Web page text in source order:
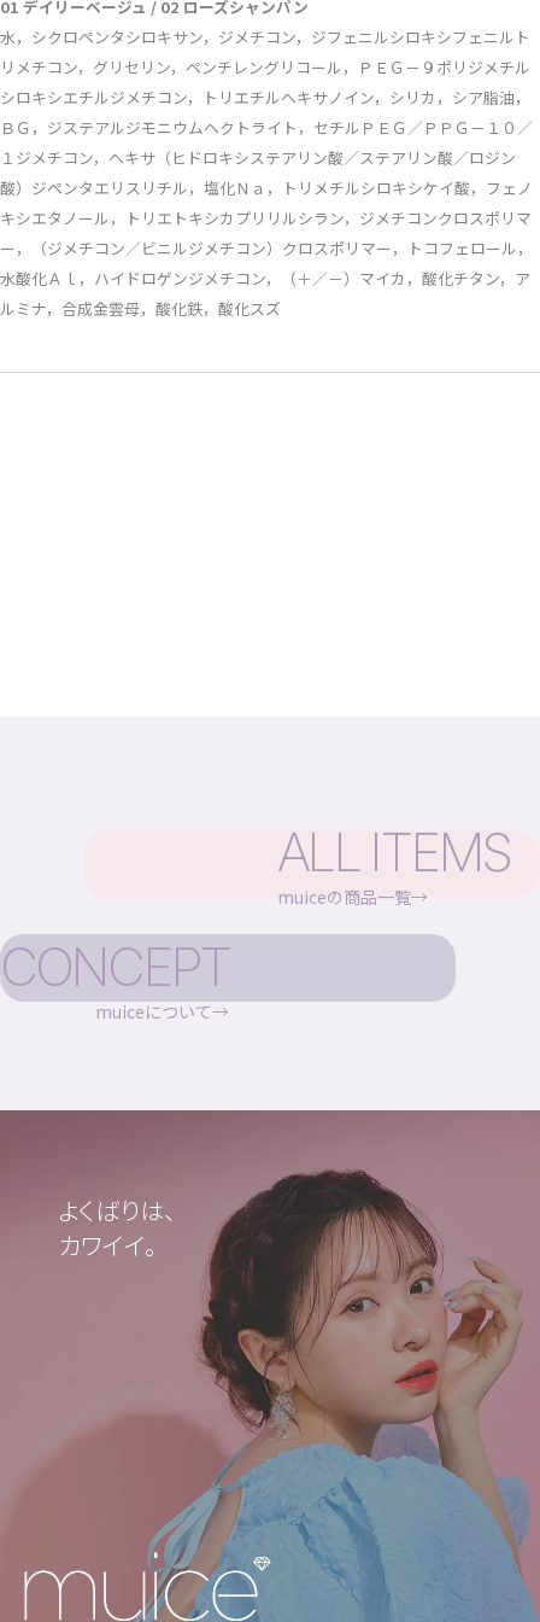
01 デイリーベージュ / 02 ローズシャンパン
水，シクロペンタシロキサン，ジメチコン，ジフェニルシロキシフェニルト
リメチコン，グリセリン，ペンチレングリコール，ＰＥＧ－９ポリジメチル
シロキシエチルジメチコン，トリエチルヘキサノイン，シリカ，シア脂油，
ＢＧ，ジステアルジモニウムヘクトライト，セチルＰＥＧ／ＰＰＧ－１０／
１ジメチコン，ヘキサ（ヒドロキシステアリン酸／ステアリン酸／ロジン
酸）ジペンタエリスリチル，塩化Ｎａ，トリメチルシロキシケイ酸，フェノ
キシエタノール，トリエトキシカプリリルシラン，ジメチコンクロスポリマ
ー，（ジメチコン／ビニルジメチコン）クロスポリマー，トコフェロール，
水酸化Ａｌ，ハイドロゲンジメチコン，（＋／－）マイカ，酸化チタン，ア
ルミナ，合成金雲母，酸化鉄，酸化スズ
ALL ITEMS
muiceの商品一覧
CONCEPT
muiceについて
よくばりは、
カワイイ。